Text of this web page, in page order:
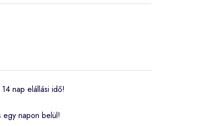
nap elállási idő!
egy napon belül!